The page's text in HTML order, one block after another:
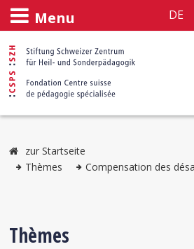
Menu DE
zur Startseite
Thèmes
Compensation des
Thèmes